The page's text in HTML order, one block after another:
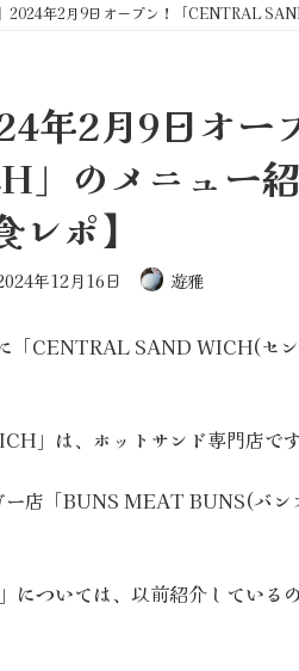
2024年2月9日オープン！「CENTRAL
年2月9日オ
」のメニュー
ポ】
年12月16日 遊雅
「CENTRAL SAND WICH(セ
」は、ホットサンド専門店です
店「BUNS MEAT BUNS(バン
については、以前紹介している